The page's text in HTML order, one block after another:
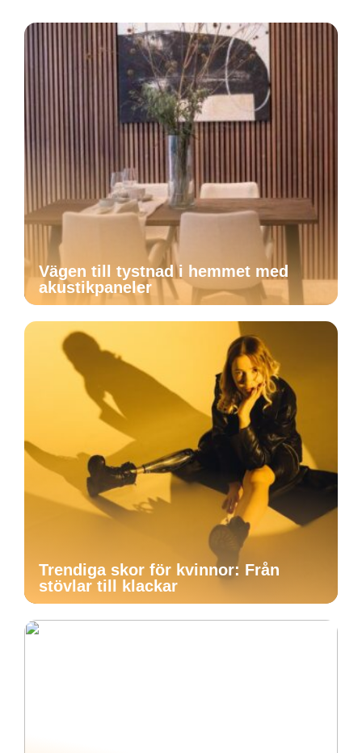
Vägen till tystnad i hemmet med
akustikpaneler
Trendiga skor för kvinnor: Från
stövlar till klackar